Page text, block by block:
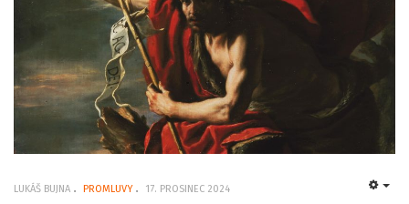
LUKÁŠ BUJNA PROMLUVY 17. PROSINEC 2024